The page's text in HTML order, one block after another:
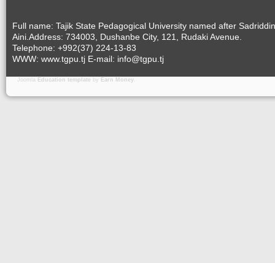
Full name: Tajik State Pedagogical University named after Sadriddin
Aini.Address: 734003, Dushanbe City, 121, Rudaki Avenue.
Telephone: +992(37) 224-13-83
WWW: www.tgpu.tj E-mail: info@tgpu.tj
Joomla Education template by Earn Money.